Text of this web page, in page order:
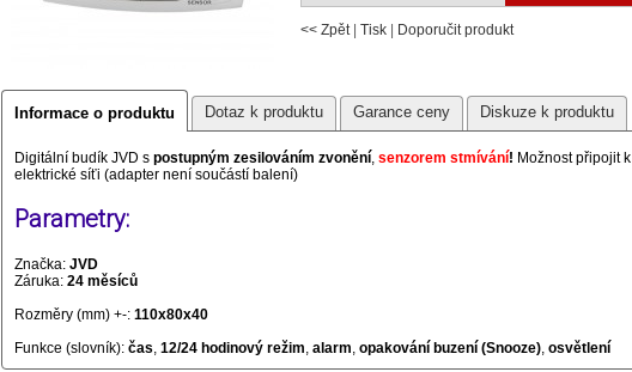
<< Zpět| Tisk Doporučit produkt
Informace o produktu Dotaz k produktu Garance ceny Diskuze k produktu
Digitální budík JVD s postupným zesilováním zvonění, senzorem stmívání! Možnost připojit k
elektrické síťi (adapter není součástí balení)
Parametry:
Značka: JVD
Záruka: 24 měsíců
Rozměry (mm) +-: 110x80x40
Funkce (slovník): čas, 12/24 hodinový režim, alarm, opakování buzení (Snooze), osvětlení